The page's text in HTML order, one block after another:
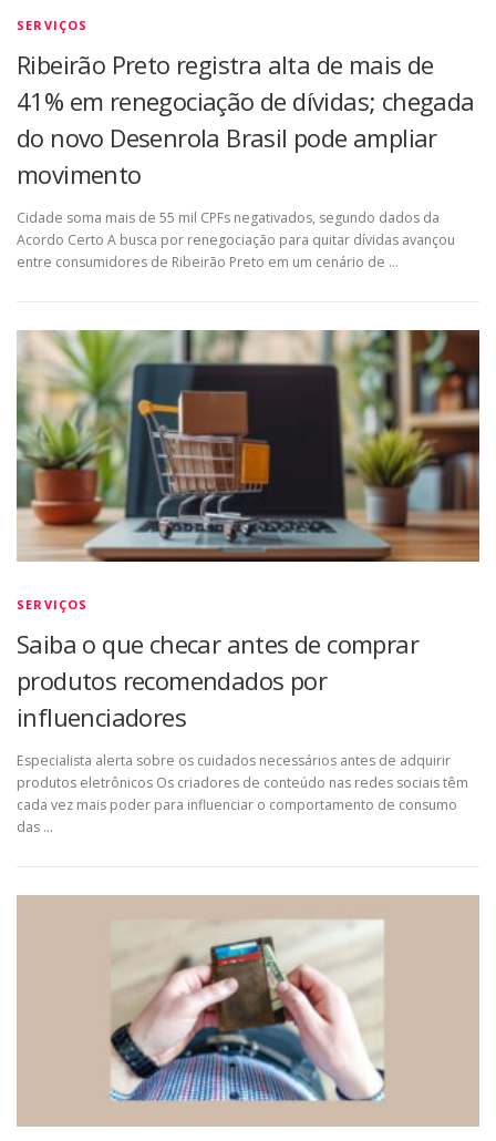
SERVIÇOS
Ribeirão Preto registra alta de mais de
41% em renegociação de dívidas; chegada
do novo Desenrola Brasil pode ampliar
movimento
Cidade soma mais de 55 mil CPFs negativados, segundo dados da
Acordo Certo A busca por renegociação para quitar dívidas avançou
entre consumidores de Ribeirão Preto em um cenário de …
SERVIÇOS
Saiba o que checar antes de comprar
produtos recomendados por
influenciadores
Especialista alerta sobre os cuidados necessários antes de adquirir
produtos eletrônicos Os criadores de conteúdo nas redes sociais têm
cada vez mais poder para influenciar o comportamento de consumo
das …